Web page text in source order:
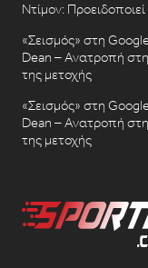
Ντίμον:
«Σεισμός» στη
Dean – Ανατροπή
της μετοχής
«Σεισμός» στη
Dean – Ανατροπή
της μετοχής